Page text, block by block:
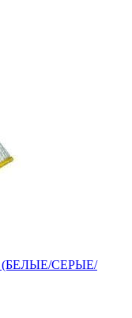
(БЕЛЫЕ/СЕРЫЕ/